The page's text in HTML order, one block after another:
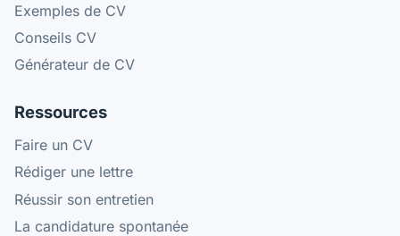
Exemples de CV
Conseils CV
Générateur de CV
Ressources
Faire un CV
Rédiger une lettre
Réussir son entretien
La candidature spontanée